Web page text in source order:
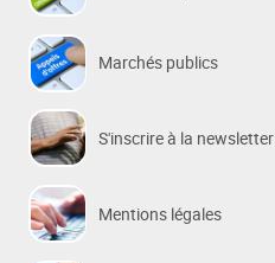
Marchés publics
S'inscrire à la newsletter
Mentions légales